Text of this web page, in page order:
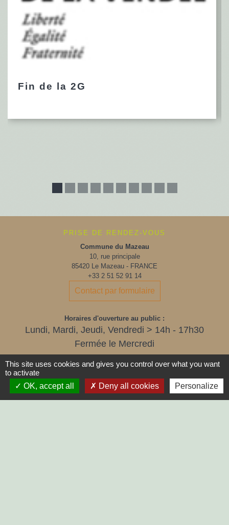
Fin de la 2G
PRISE DE RENDEZ-VOUS
Commune du Mazeau
10, rue principale
85420 Le Mazeau - FRANCE
+33 2 51 52 91 14
Contact par formulaire
Horaires d'ouverture au public :
Lundi, Mardi, Jeudi, Vendredi > 14h - 17h30
Fermée le Mercredi
This site uses cookies and gives you control over what you want
to activate
OK, accept all
Deny all cookies Personalize